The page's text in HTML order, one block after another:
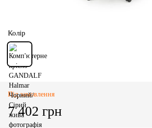
Колір
Під замовлення
7 402 грн